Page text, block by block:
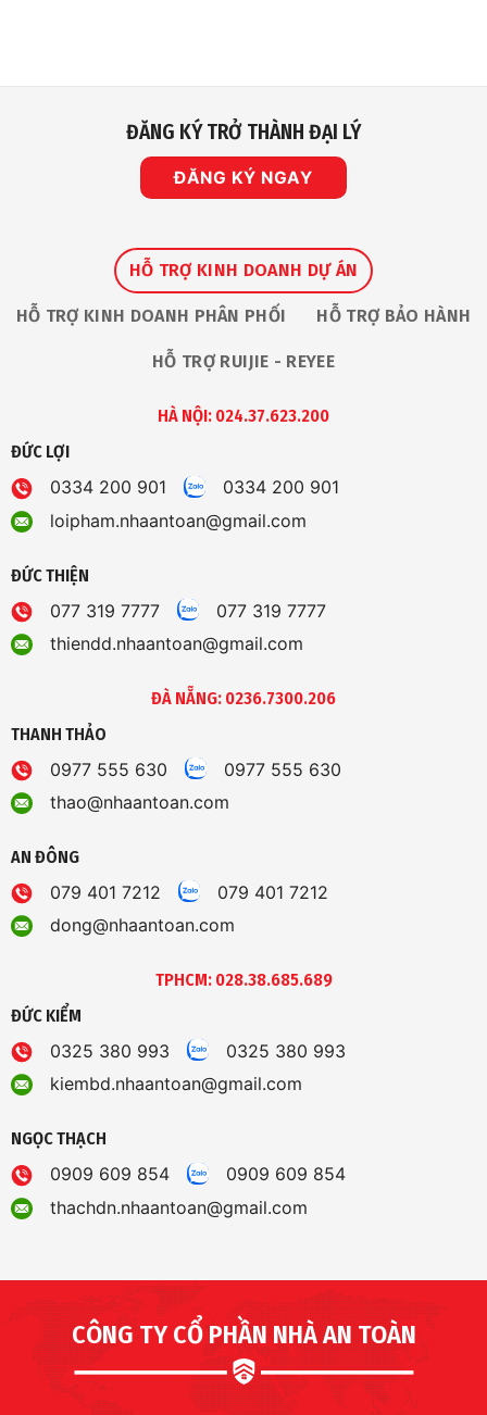
ĐĂNG KÝ TRỞ THÀNH ĐẠI LÝ
ĐĂNG KÝ NGAY
HỖ TRỢ KINH DOANH DỰ ÁN
HỖ TRỢ KINH DOANH PHÂN PHỐI HỖ TRỢ BẢO HÀNH
HỖ TRỢ RUIJIE - REYEE
HÀ NỘI: 024.37.623.200
ĐỨC LỢI
0334 200 901
0334 200 901
loipham.nhaantoan@gmail.com
ĐỨC THIỆN
077 319 7777
077 319 7777
thiendd.nhaantoan@gmail.com
ĐÀ NẴNG: 0236.7300.206
THANH THẢO
0977 555 630
0977 555 630
thao@nhaantoan.com
AN ĐÔNG
079 401 7212
079 401 7212
dong@nhaantoan.com
TPHCM: 028.38.685.689
ĐỨC KIỂM
0325 380 993
0325 380 993
kiembd.nhaantoan@gmail.com
NGỌC THẠCH
0909 609 854
0909 609 854
thachdn.nhaantoan@gmail.com
CÔNG TY CỔ PHẦN NHÀ AN TOÀN